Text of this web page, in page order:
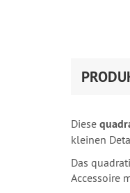
Diese
kleinen
Das
Accessoire